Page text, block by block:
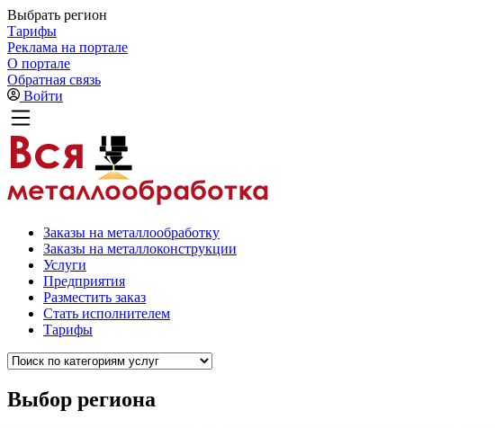
Выбрать регион
Тарифы
Реклама на портале
О портале
Обратная связь
Войти
Заказы на металлообработку
Заказы на металлоконструкции
Услуги
Предприятия
Разместить заказ
Стать исполнителем
Тарифы
Выбор региона